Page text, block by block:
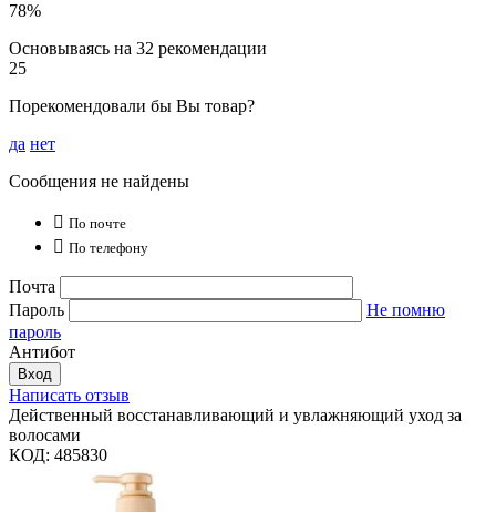
78%
Основываясь на 32 рекомендации
25
Порекомендовали бы Вы товар?
да нет
Сообщения не найдены
 По почте
 По телефону
Почта
Пароль
Не помню
пароль
Антибот
Вход
Написать отзыв
Действенный восстанавливающий и увлажняющий уход за
волосами
КОД: 485830